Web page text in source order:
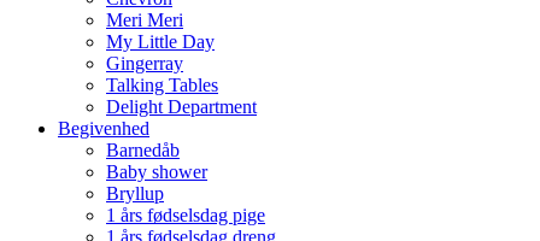
Meri Meri
My Little Day
Gingerray
Talking Tables
Delight Department
Begivenhed
Barnedåb
Baby shower
Bryllup
1 års fødselsdag pige